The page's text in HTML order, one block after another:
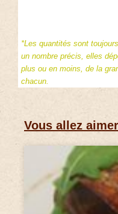
*Les quantités sont
un nombre précis, elles
plus ou en moins, de la
chacun.
Vous allez